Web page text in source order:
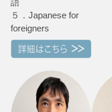
語
５．Japanese for
foreigners